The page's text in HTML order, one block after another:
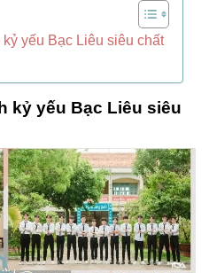
yếu Bạc Liêu siêu chất
kỷ yếu Bạc Liêu siêu